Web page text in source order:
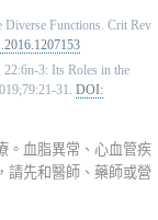
Diverse Functions. Crit Rev
3: Its Roles in the
31. DOI:
。血脂異常、心血管疾
請先和醫師、藥師或營